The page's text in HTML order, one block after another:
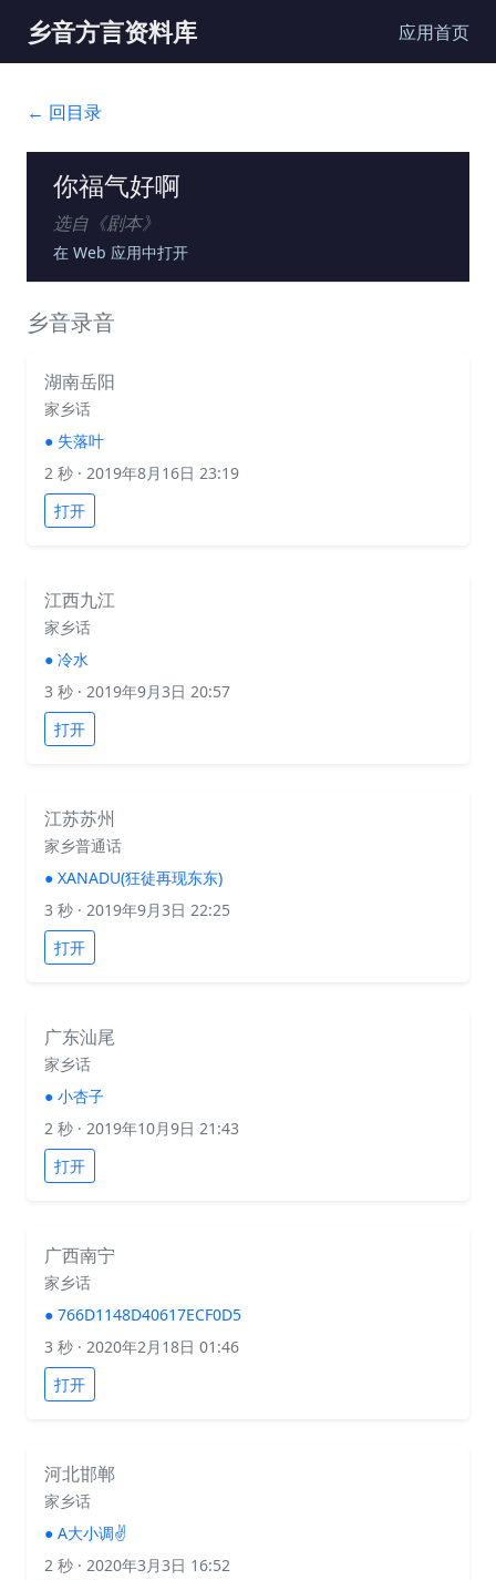
乡音方言资料库 应用首页
← 回目录
你福气好啊
选自《剧本》
在 Web 应用中打开
乡音录音
湖南岳阳
家乡话
● 失落叶
2 秒 · 2019年8月16日 23:19
打开
江西九江
家乡话
● 冷水
3 秒 · 2019年9月3日 20:57
打开
江苏苏州
家乡普通话
● XANADU(狂徒再现东东)
3 秒 · 2019年9月3日 22:25
打开
广东汕尾
家乡话
● 小杏子
2 秒 · 2019年10月9日 21:43
打开
广西南宁
家乡话
● 766D1148D40617ECF0D5
3 秒 · 2020年2月18日 01:46
打开
河北邯郸
家乡话
● A大小调✌️
2 秒 · 2020年3月3日 16:52